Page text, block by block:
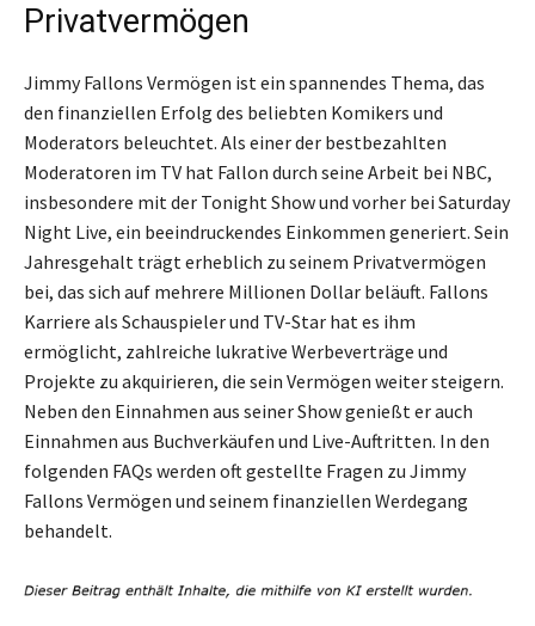
Privatvermögen
Jimmy Fallons Vermögen ist ein spannendes Thema, das
den finanziellen Erfolg des beliebten Komikers und
Moderators beleuchtet. Als einer der bestbezahlten
Moderatoren im TV hat Fallon durch seine Arbeit bei NBC,
insbesondere mit der Tonight Show und vorher bei Saturday
Night Live, ein beeindruckendes Einkommen generiert. Sein
Jahresgehalt trägt erheblich zu seinem Privatvermögen
bei, das sich auf mehrere Millionen Dollar beläuft. Fallons
Karriere als Schauspieler und TV-Star hat es ihm
ermöglicht, zahlreiche lukrative Werbeverträge und
Projekte zu akquirieren, die sein Vermögen weiter steigern.
Neben den Einnahmen aus seiner Show genießt er auch
Einnahmen aus Buchverkäufen und Live-Auftritten. In den
folgenden FAQs werden oft gestellte Fragen zu Jimmy
Fallons Vermögen und seinem finanziellen Werdegang
behandelt.